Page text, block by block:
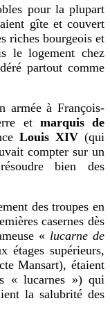
pour la plupart
gîte et couvert
riches bourgeois et
le logement chez
partout comme
armée à François-
et marquis de
Louis XIV (qui
compter sur un
bien des
des troupes en
casernes dès
« lucarne de
étages supérieurs,
Mansart), étaient
« lucarnes ») qui
la salubrité des